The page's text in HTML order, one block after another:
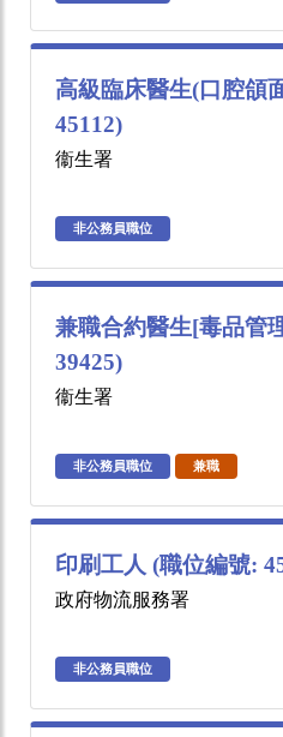
高級臨床醫生(口腔頜
45112)
衞生署
非公務員職位
兼職合約醫生[毒品管
39425)
衞生署
非公務員職位 兼職
印刷工人 (職位編號:
政府物流服務署
非公務員職位